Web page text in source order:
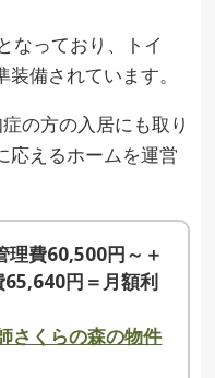
なっており、トイ
備されています。
の方の入居にも取り
応えるホームを運営
理費60,500円～＋
円＝月額利
さくらの森の物件